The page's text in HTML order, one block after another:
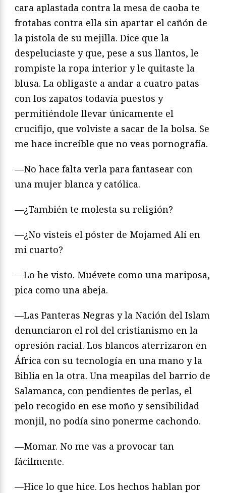
cara aplastada contra la mesa de caoba te
frotabas contra ella sin apartar el cañón de
la pistola de su mejilla. Dice que la
despeluciaste y que, pese a sus llantos, le
rompiste la ropa interior y le quitaste la
blusa. La obligaste a andar a cuatro patas
con los zapatos todavía puestos y
permitiéndole llevar únicamente el
crucifijo, que volviste a sacar de la bolsa. Se
me hace increíble que no veas pornografía.
—No hace falta verla para fantasear con
una mujer blanca y católica.
—¿También te molesta su religión?
—¿No visteis el póster de Mojamed Alí en
mi cuarto?
—Lo he visto. Muévete como una mariposa,
pica como una abeja.
—Las Panteras Negras y la Nación del Islam
denunciaron el rol del cristianismo en la
opresión racial. Los blancos aterrizaron en
África con su tecnología en una mano y la
Biblia en la otra. Una meapilas del barrio de
Salamanca, con pendientes de perlas, el
pelo recogido en ese moño y sensibilidad
monjil, no podía sino ponerme cachondo.
—Momar. No me vas a provocar tan
fácilmente.
—Hice lo que hice. Los hechos hablan por